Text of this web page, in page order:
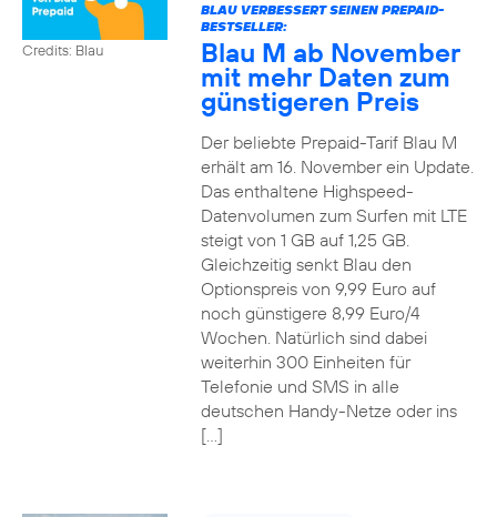
Credits: Blau
BLAU VERBESSERT SEINEN PREPAID-
BESTSELLER:
Blau M ab November
mit mehr Daten zum
günstigeren Preis
Der beliebte Prepaid-Tarif Blau M
erhält am 16. November ein Update.
Das enthaltene Highspeed-
Datenvolumen zum Surfen mit LTE
steigt von 1 GB auf 1,25 GB.
Gleichzeitig senkt Blau den
Optionspreis von 9,99 Euro auf
noch günstigere 8,99 Euro/4
Wochen. Natürlich sind dabei
weiterhin 300 Einheiten für
Telefonie und SMS in alle
deutschen Handy-Netze oder ins
[…]